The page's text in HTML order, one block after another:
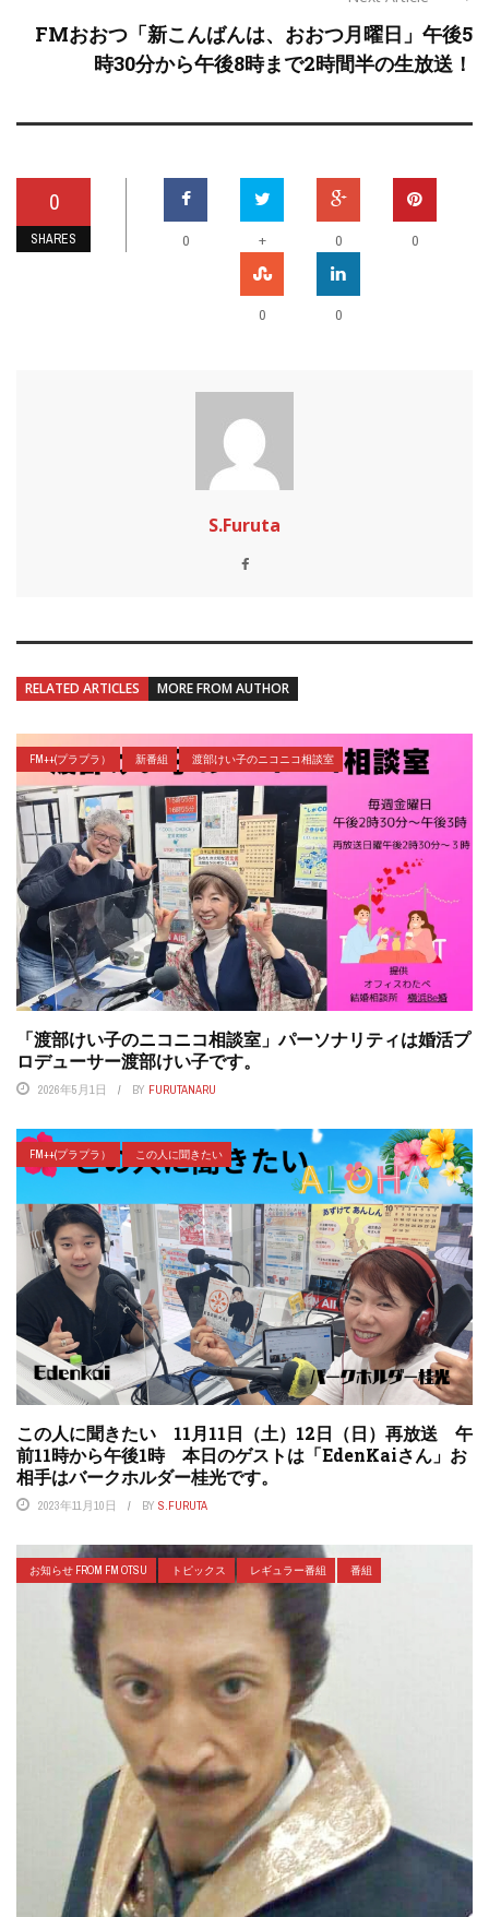
FMおおつ「新こんばんは、おおつ月曜日」午後5
時30分から午後8時まで2時間半の生放送！
0
SHARES 0 + 0 0
0 0
S.Furuta
RELATED ARTICLES MORE FROM AUTHOR
FM++(プラプラ） 新番組 渡部けい子のニコニコ相談室
「渡部けい子のニコニコ相談室」パーソナリティは婚活プ
ロデューサー渡部けい子です。
2026年5月1日 BY FURUTANARU
FM++(プラプラ） この人に聞きたい
この人に聞きたい 11月11日（土）12日（日）再放送 午
前11時から午後1時 本日のゲストは「EdenKaiさん」お
相手はバークホルダー桂光です。
2023年11月10日 BY S.FURUTA
お知らせ FROM FM OTSU トピックス レギュラー番組 番組